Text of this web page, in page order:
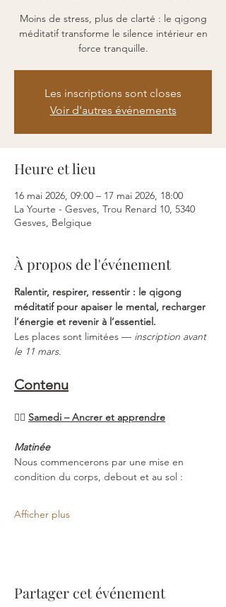
Moins de stress, plus de clarté : le qigong
méditatif transforme le silence intérieur en
force tranquille.
Les inscriptions sont closes
Voir d'autres événements
Heure et lieu
16 mai 2026, 09:00 – 17 mai 2026, 18:00
La Yourte - Gesves, Trou Renard 10, 5340
Gesves, Belgique
À propos de l'événement
Ralentir, respirer, ressentir : le qigong
méditatif pour apaiser le mental, recharger
l’énergie et revenir à l’essentiel.
Les places sont limitées — inscription avant
le 11 mars.
Contenu
🧘‍♂️ Samedi – Ancrer et apprendre
Matinée
Nous commencerons par une mise en
condition du corps, debout et au sol :
Afficher plus
Partager cet événement